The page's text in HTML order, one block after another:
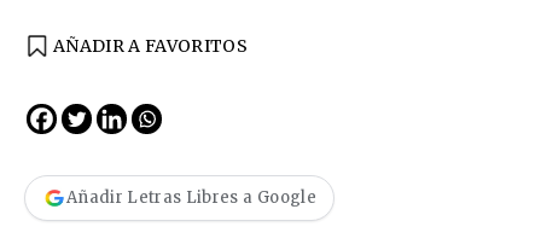
AÑADIR A FAVORITOS
Añadir Letras Libres a Google